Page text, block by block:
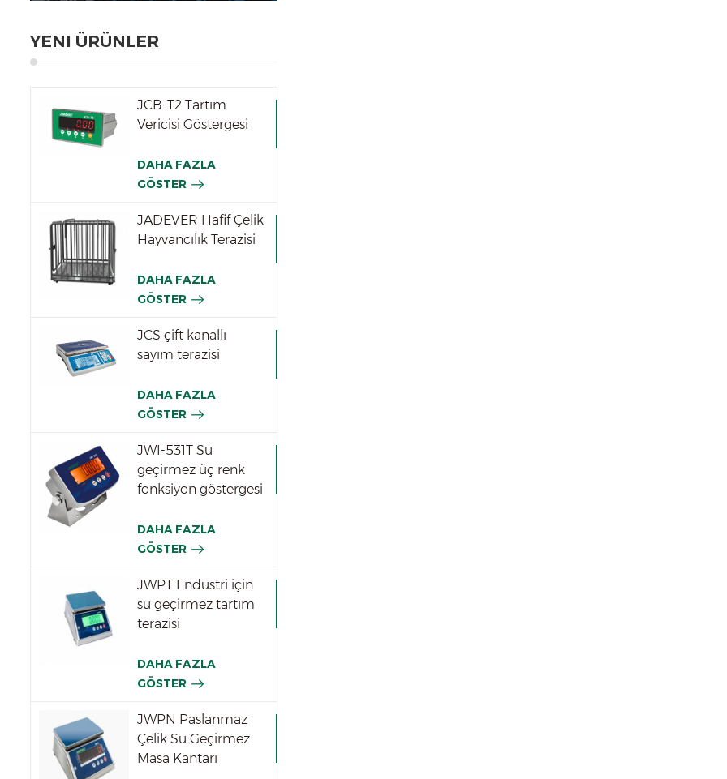
YENI ÜRÜNLER
JCB-T2 Tartım
Vericisi Göstergesi
DAHA FAZLA
GÖSTER
JADEVER Hafif Çelik
Hayvancılık Terazisi
DAHA FAZLA
GÖSTER
JCS çift kanallı
sayım terazisi
DAHA FAZLA
GÖSTER
JWI-531T Su
geçirmez üç renk
fonksiyon göstergesi
DAHA FAZLA
GÖSTER
JWPT Endüstri için
su geçirmez tartım
terazisi
DAHA FAZLA
GÖSTER
JWPN Paslanmaz
Çelik Su Geçirmez
Masa Kantarı